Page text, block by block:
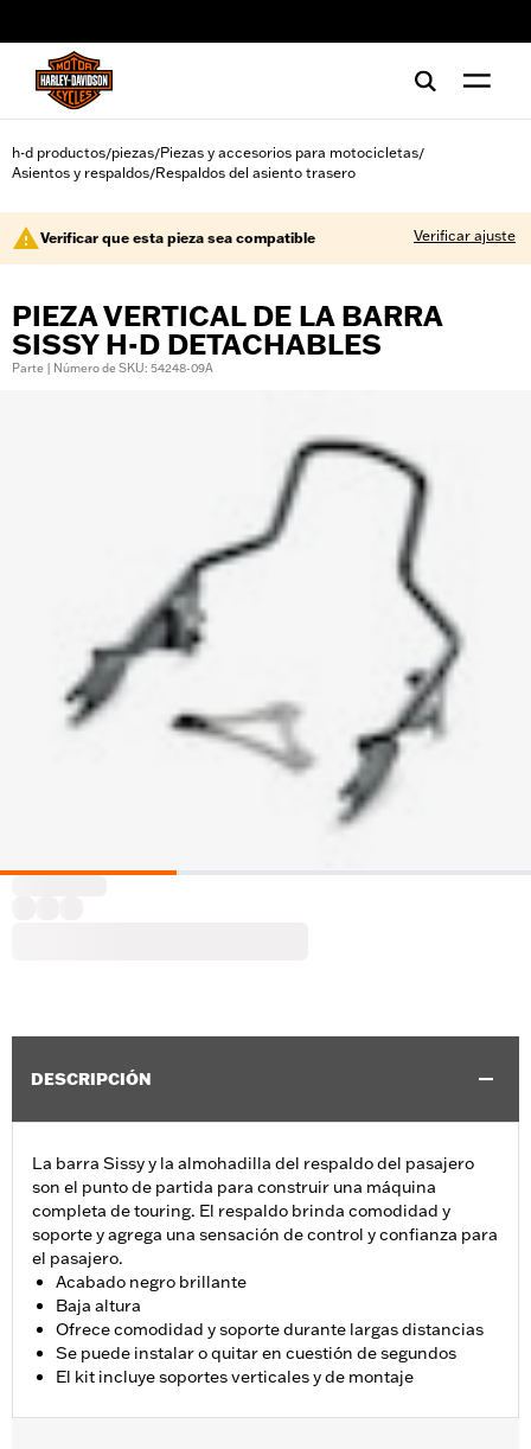
h-d productos/piezas/Piezas y accesorios para motocicletas/
Asientos y respaldos/Respaldos del asiento trasero
Verificar que esta pieza sea compatible Verificar ajuste
PIEZA VERTICAL DE LA BARRA
SISSY H-D DETACHABLES
Parte | Número de SKU: 54248-09A
DESCRIPCIÓN
La barra Sissy y la almohadilla del respaldo del pasajero
son el punto de partida para construir una máquina
completa de touring. El respaldo brinda comodidad y
soporte y agrega una sensación de control y confianza para
el pasajero.
Acabado negro brillante
Baja altura
Ofrece comodidad y soporte durante largas distancias
Se puede instalar o quitar en cuestión de segundos
El kit incluye soportes verticales y de montaje